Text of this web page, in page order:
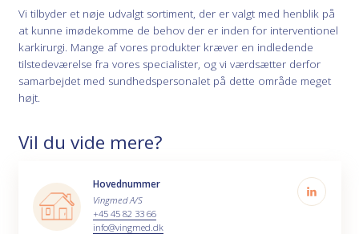
Vi tilbyder et nøje udvalgt sortiment, der er valgt med henblik på
at kunne imødekomme de behov der er inden for interventionel
karkirurgi. Mange af vores produkter kræver en indledende
tilstedeværelse fra vores specialister, og vi værdsætter derfor
samarbejdet med sundhedspersonalet på dette område meget
højt.
Vil du vide mere?
Hovednummer
Vingmed A/S
+45 45 82 33 66
info@vingmed.dk